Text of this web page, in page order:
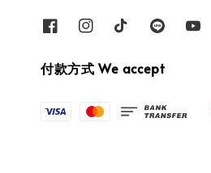
付款方式 We accept